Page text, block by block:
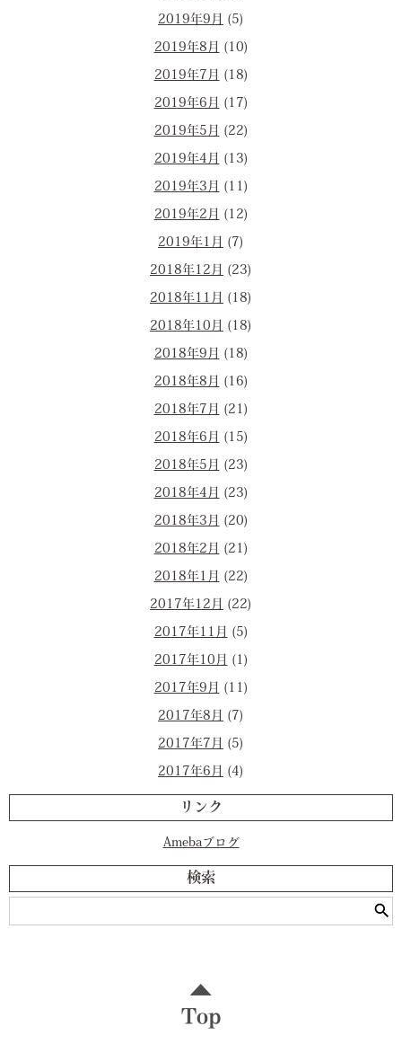
2019年9月 (5)
2019年8月 (10)
2019年7月 (18)
2019年6月 (17)
2019年5月 (22)
2019年4月 (13)
2019年3月 (11)
2019年2月 (12)
2019年1月 (7)
2018年12月 (23)
2018年11月 (18)
2018年10月 (18)
2018年9月 (18)
2018年8月 (16)
2018年7月 (21)
2018年6月 (15)
2018年5月 (23)
2018年4月 (23)
2018年3月 (20)
2018年2月 (21)
2018年1月 (22)
2017年12月 (22)
2017年11月 (5)
2017年10月 (1)
2017年9月 (11)
2017年8月 (7)
2017年7月 (5)
2017年6月 (4)
リンク
Amebaブログ
検索